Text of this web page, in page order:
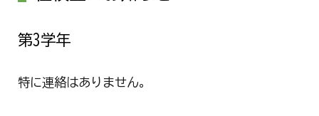
第3学年
特に連絡はありません。